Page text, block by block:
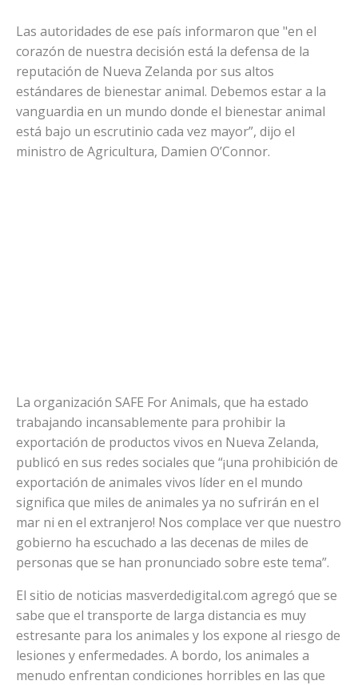
Las autoridades de ese país informaron que "en el
corazón de nuestra decisión está la defensa de la
reputación de Nueva Zelanda por sus altos
estándares de bienestar animal. Debemos estar a la
vanguardia en un mundo donde el bienestar animal
está bajo un escrutinio cada vez mayor”, dijo el
ministro de Agricultura, Damien O’Connor.
La organización SAFE For Animals, que ha estado
trabajando incansablemente para prohibir la
exportación de productos vivos en Nueva Zelanda,
publicó en sus redes sociales que “¡una prohibición de
exportación de animales vivos líder en el mundo
significa que miles de animales ya no sufrirán en el
mar ni en el extranjero! Nos complace ver que nuestro
gobierno ha escuchado a las decenas de miles de
personas que se han pronunciado sobre este tema”.
El sitio de noticias masverdedigital.com agregó que se
sabe que el transporte de larga distancia es muy
estresante para los animales y los expone al riesgo de
lesiones y enfermedades. A bordo, los animales a
menudo enfrentan condiciones horribles en las que